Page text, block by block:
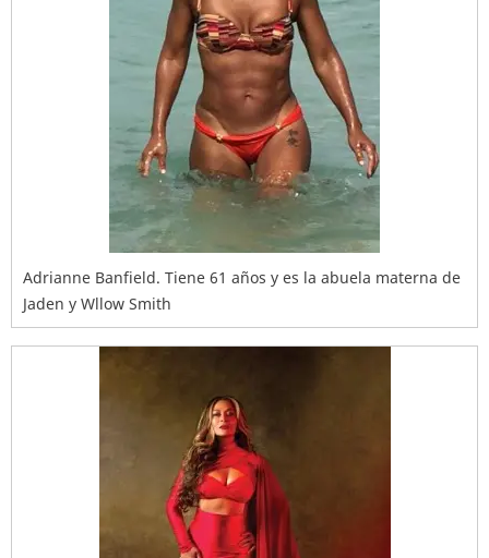
Adrianne Banfield. Tiene 61 años y es la abuela materna de
Jaden y Wllow Smith